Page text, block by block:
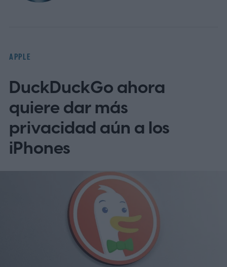
APPLE
DuckDuckGo ahora
quiere dar más
privacidad aún a los
iPhones